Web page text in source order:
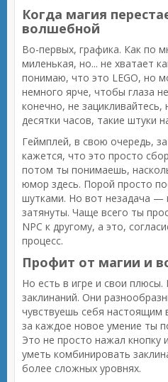
Когда магия
волшебной
Во-первых, графика. Как по
миленькая, но... не хватает
понимаю, что это LEGO, но
немного ярче, чтобы глаза
конечно, не зацикливайтесь,
десятки часов, такие штуки
Геймплей, в свою очередь,
кажется, что это просто
потом ты понимаешь,
юмор здесь. Порой просто
шутками. Но вот незадача —
затянуты. Чаще всего ты
NPC к другому, а это,
процесс.
Профит от магии и
Но есть в игре и свои
заклинаний. Они
чувствуешь себя
за каждое новое умение ты
Это не просто нажал кнопку
уметь комбинировать
более сложных уровнях.